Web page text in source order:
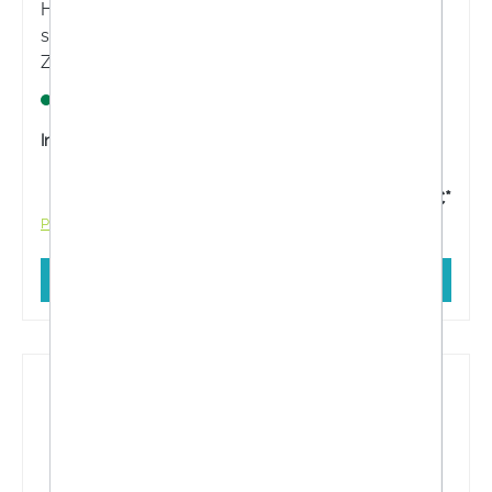
Hansaplast Antibakteriell Aqua Protect XL ist ein
steriler Wundverband mit antibakteriellem Silber.
Zum Schutz mittelgroßer und größerer Wunden.
Inhalt:
6,00 €*
Preise inkl. MwSt. zzgl. Versandkosten